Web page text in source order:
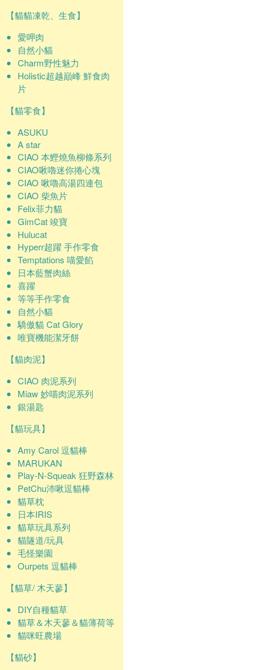
【貓貓凍乾、生食】
愛呷肉
自然小貓
Charm野性魅力
Holistic超越巔峰 鮮食肉
片
【貓零食】
ASUKU
A star
CIAO 本鰹燒魚柳條系列
CIAO啾嚕迷你捲心塊
CIAO 啾嚕高湯四連包
CIAO 柴魚片
Felix菲力貓
GimCat 竣寶
Hulucat
Hyperr超躍 手作零食
Temptations 喵愛餡
日本藍蟹肉絲
喜躍
等等手作零食
自然小貓
驕傲貓 Cat Glory
唯寶機能潔牙餅
【貓肉泥】
CIAO 肉泥系列
Miaw 妙喵肉泥系列
銀湯匙
【貓玩具】
Amy Carol 逗貓棒
MARUKAN
Play-N-Squeak 狂野森林
PetChu沛啾逗貓棒
貓草枕
日本IRIS
貓草玩具系列
貓隧道/玩具
毛怪樂園
Ourpets 逗貓棒
【貓草/ 木天蓼】
DIY自種貓草
貓草＆木天蓼＆貓薄荷等
貓咪旺農場
【貓砂】